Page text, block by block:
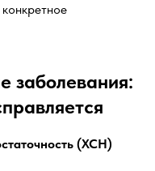
заболевания:
(ХСН)